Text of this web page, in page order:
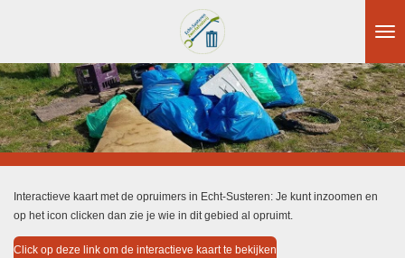
de
hoofdinhoud
Interactieve kaart met de opruimers in Echt-Susteren: Je kunt inzoomen en
op het icon clicken dan zie je wie in dit gebied al opruimt.
Click op deze link om de interactieve kaart te bekijken